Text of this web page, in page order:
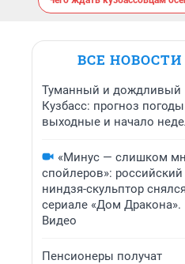
ВСЕ НОВОСТИ
Туманный и дождливый
Кузбасс: прогноз
выходные и начало
«Минус — слишком
спойлеров»: российский
ниндзя-скульптор
сериале «Дом Дракона».
Видео
Пенсионеры получат